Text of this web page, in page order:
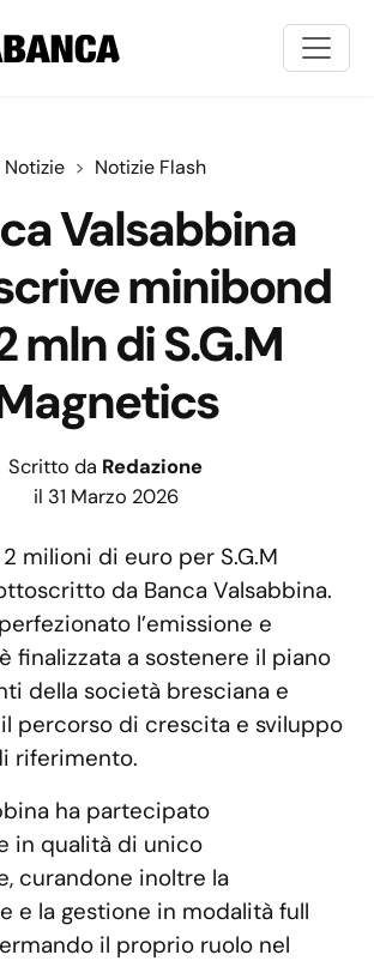
Notizie Notizie Flash
Valsabbina
minibond
mln di S.G.M
Scritto da Redazione
il 31 Marzo 2026
milioni di euro per S.G.M
da Banca Valsabbina.
l’emissione e
finalizzata a sostenere il piano
della società bresciana e
percorso di crescita e sviluppo
riferimento.
ha partecipato
in qualità di unico
curandone inoltre la
e la gestione in modalità full
il proprio ruolo nel